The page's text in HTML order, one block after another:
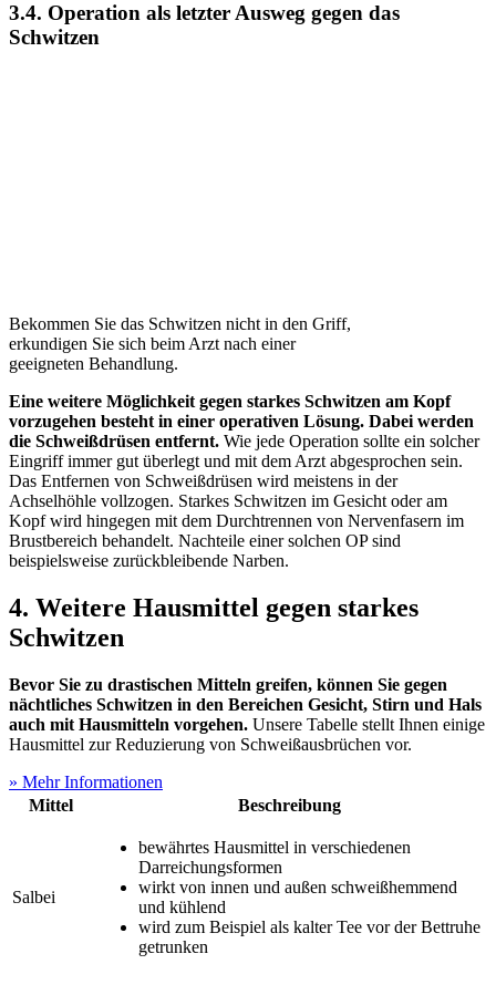
3.4. Operation als letzter Ausweg gegen das
Schwitzen
Bekommen Sie das Schwitzen nicht in den Griff,
erkundigen Sie sich beim Arzt nach einer
geeigneten Behandlung.
Eine weitere Möglichkeit gegen starkes Schwitzen am Kopf
vorzugehen besteht in einer operativen Lösung. Dabei werden
die Schweißdrüsen entfernt. Wie jede Operation sollte ein solcher
Eingriff immer gut überlegt und mit dem Arzt abgesprochen sein.
Das Entfernen von Schweißdrüsen wird meistens in der
Achselhöhle vollzogen. Starkes Schwitzen im Gesicht oder am
Kopf wird hingegen mit dem Durchtrennen von Nervenfasern im
Brustbereich behandelt. Nachteile einer solchen OP sind
beispielsweise zurückbleibende Narben.
4. Weitere Hausmittel gegen starkes
Schwitzen
Bevor Sie zu drastischen Mitteln greifen, können Sie gegen
nächtliches Schwitzen in den Bereichen Gesicht, Stirn und Hals
auch mit Hausmitteln vorgehen. Unsere Tabelle stellt Ihnen einige
Hausmittel zur Reduzierung von Schweißausbrüchen vor.
» Mehr Informationen
Mittel
Beschreibung
Salbei
bewährtes Hausmittel in verschiedenen
Darreichungsformen
wirkt von innen und außen schweißhemmend
und kühlend
wird zum Beispiel als kalter Tee vor der Bettruhe
getrunken